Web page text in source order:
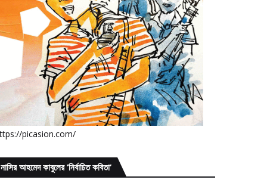
picasion.com/
নাসির আহমেদ কাবুলের ’নির্বাচিত কবিতা’